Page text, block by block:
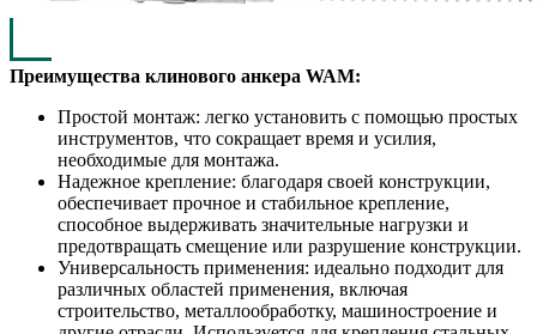
Преимущества клинового анкера WAM:
Простой монтаж: легко установить с помощью простых
инструментов, что сокращает время и усилия,
необходимые для монтажа.
Надежное крепление: благодаря своей конструкции,
обеспечивает прочное и стабильное крепление,
способное выдерживать значительные нагрузки и
предотвращать смещение или разрушение конструкции.
Универсальность применения: идеально подходит для
различных областей применения, включая
строительство, металлообработку, машиностроение и